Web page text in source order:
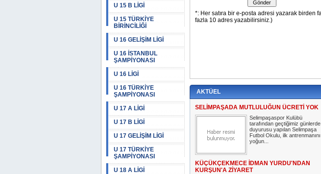
U 15 B LİGİ
U 15 TÜRKİYE
BİRİNCİLİĞİ
U 16 GELİŞİM LİGİ
U 16 İSTANBUL
ŞAMPİYONASI
U 16 LİGİ
U 16 TÜRKİYE
ŞAMPİYONASI
U 17 A LİGİ
U 17 B LİGİ
U 17 GELİŞİM LİGİ
U 17 TÜRKİYE
ŞAMPİYONASI
U 18 A LİGİ
AKTÜEL
SELİMPAŞADA MUTLULUĞUN ÜCRETİ YOK
Selimpaşaspor Kulübü
tarafından geçtiğimiz günlerde
duyurusu yapılan Selimpaşa
Futbol Okulu, ilk antrenmanını
yoğun...
KÜÇÜKÇEKMECE İDMAN YURDU'NDAN
KURŞUN'A ZİYARET